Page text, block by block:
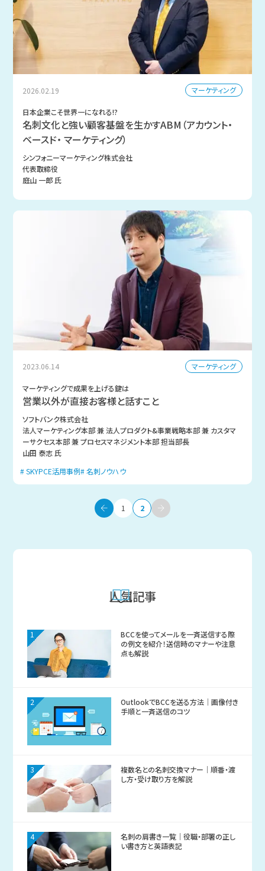
2026.02.19 マーケティング
日本企業こそ世界一になれる!?
名刺文化と強い顧客基盤を生かすABM（アカウント・
ベースド・ マーケティング）
シンフォニーマーケティング株式会社
代表取締役
庭山 一郎 氏
2023.06.14 マーケティング
マーケティングで成果を上げる鍵は
営業以外が直接お客様と話すこと
ソフトバンク株式会社
法人マーケティング本部 兼 法人プロダクト&事業戦略本部 兼 カスタマ
ーサクセス本部 兼 プロセスマネジメント本部 担当部長
山田 泰志 氏
SKYPCE活用事例 名刺ノウハウ
1 2
人気記事
1
BCCを使ってメールを一斉送信する際
の例文を紹介！送信時のマナーや注意
点も解説
2
OutlookでBCCを送る方法｜画像付き
手順と一斉送信のコツ
3
複数名との名刺交換マナー｜順番・渡
し方・受け取り方を解説
4
名刺の肩書き一覧｜役職・部署の正し
い書き方と英語表記